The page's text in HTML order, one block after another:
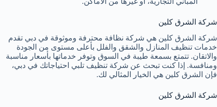
شركة الشرق كلين
شركة الشرق كلين هي شركة نظافة محترفة وموثوقة في دبي تقدم
خدمات تنظيف المنازل والشقق والفلل بأعلى مستوى من الجودة
والاتقان. تتمتع بسمعة طيبة في السوق وتوفر خدماتها بأسعار مناسبة
ومنافسة. إذا كنت تبحث عن شركة تنظيف تلبي احتياجاتك في دبي،
فإن الشرق كلين هي الخيار المثالي لك.
شركة الشرق كلين